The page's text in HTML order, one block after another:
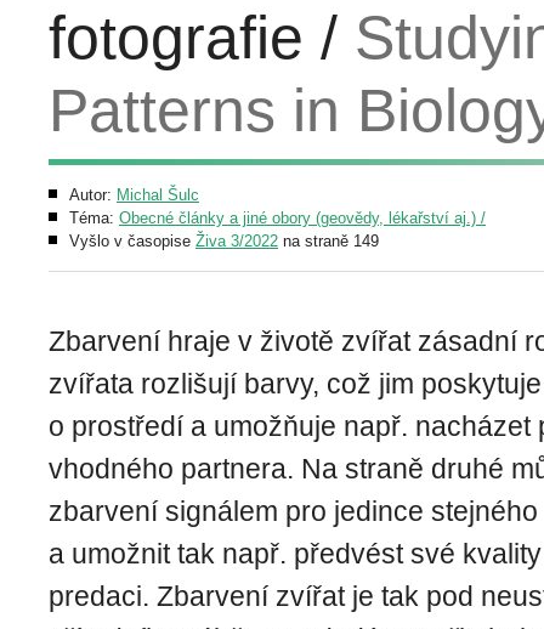
fotografie /
Patterns in
Autor: Michal Šulc
Téma: Obecné články a jiné obory (geovědy, lékařství aj.) /
Vyšlo v časopise Živa 3/2022 na straně 149
Zbarvení hraje v životě zvířat zásadní
zvířata rozlišují barvy, což jim
o prostředí a umožňuje např. nacházet
vhodného partnera. Na straně druhé
zbarvení signálem pro jedince
a umožnit tak např. předvést své
predaci. Zbarvení zvířat je tak pod